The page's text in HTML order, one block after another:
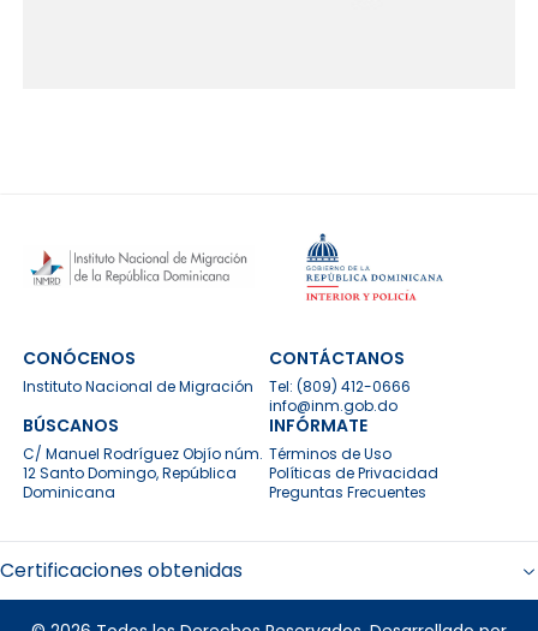
CONÓCENOS
Instituto Nacional de Migración
CONTÁCTANOS
Tel: (809) 412-0666
info@inm.gob.do
BÚSCANOS
C/ Manuel Rodríguez Objío núm.
12 Santo Domingo, República
Dominicana
INFÓRMATE
Términos de Uso
Políticas de Privacidad
Preguntas Frecuentes
Certificaciones obtenidas